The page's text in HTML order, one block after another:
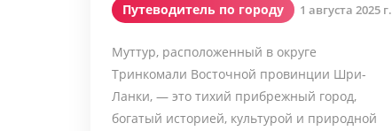
Путеводитель по городу 1 августа 2025 г.
Муттур, расположенный в округе
Тринкомали Восточной провинции Шри-
Ланки, — это тихий прибрежный город,
богатый историей, культурой и природной